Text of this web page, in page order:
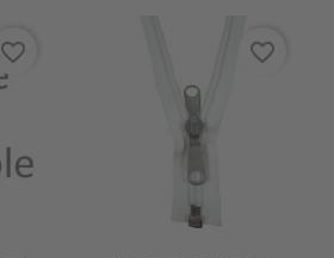
favorite_border favorite_border